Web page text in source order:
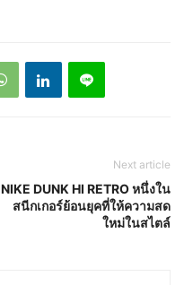
Next article
NIKE DUNK HI RETRO หนึ่งใน
สนีกเกอร์ย้อนยุคที่ให้ความสด
ใหม่ในสไตล์